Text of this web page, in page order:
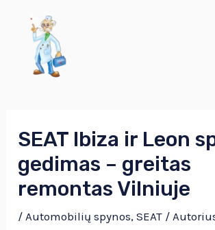
turinio
SEAT Ibiza ir Leon
gedimas – greitas
remontas Vilniuje
/Automobilių spynos,SEAT /
navigation